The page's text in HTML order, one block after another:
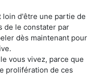
loin d'être une partie de
de le constater par
dès maintenant pour
vous vivez, parce que
prolifération de ces